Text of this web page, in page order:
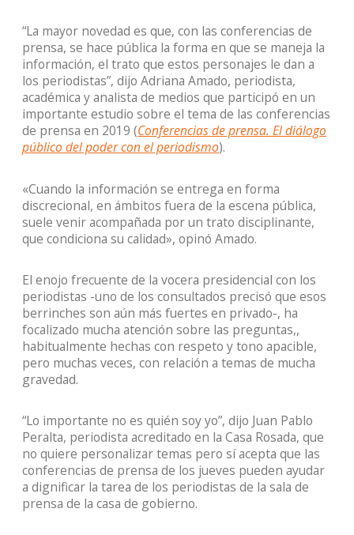
“La mayor novedad es que, con las conferencias de
prensa, se hace pública la forma en que se maneja la
información, el trato que estos personajes le dan a
los periodistas”, dijo Adriana Amado, periodista,
académica y analista de medios que participó en un
importante estudio sobre el tema de las conferencias
de prensa en 2019 (Conferencias de prensa. El diálogo
público del poder con el periodismo).
«Cuando la información se entrega en forma
discrecional, en ámbitos fuera de la escena pública,
suele venir acompañada por un trato disciplinante,
que condiciona su calidad», opinó Amado.
El enojo frecuente de la vocera presidencial con los
periodistas -uno de los consultados precisó que esos
berrinches son aún más fuertes en privado-, ha
focalizado mucha atención sobre las preguntas,,
habitualmente hechas con respeto y tono apacible,
pero muchas veces, con relación a temas de mucha
gravedad.
“Lo importante no es quién soy yo”, dijo Juan Pablo
Peralta, periodista acreditado en la Casa Rosada, que
no quiere personalizar temas pero sí acepta que las
conferencias de prensa de los jueves pueden ayudar
a dignificar la tarea de los periodistas de la sala de
prensa de la casa de gobierno.